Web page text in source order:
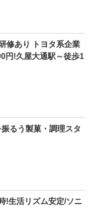
修あり トヨタ系企業
円!久屋大通駅～徒歩1
るう製菓・調理スタ
!生活リズム安定/ソニ